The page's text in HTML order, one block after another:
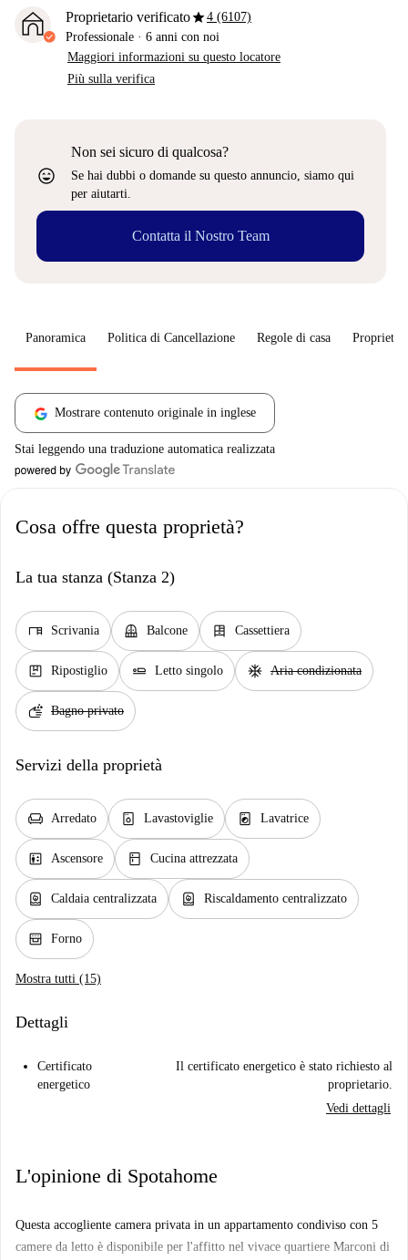
Proprietario verificatostar4 (6107)
Professionale · 6 anni con noi
Maggiori informazioni su questo locatore
Più sulla verifica
sentiment_very_satisfied
Non sei sicuro di qualcosa?
Se hai dubbi o domande su questo annuncio, siamo qui
per aiutarti.
Contatta il Nostro Team
Panoramica Politica di Cancellazione Regole di casa
Mostrare contenuto originale in inglese
Stai leggendo una traduzione automatica realizzata
Cosa offre questa proprietà?
La tua stanza (Stanza 2)
desk Scrivania balcony Balcone dresser Cassettiera
package Ripostiglio airline_seat_flat Letto singolo ac_unit Aria condizionata
soap Bagno privato
Servizi della proprietà
chair Arredato dishwasher_gen Lavastoviglie local_laundry_service Lavatrice
elevator Ascensore kitchen Cucina attrezzata
water_heater Caldaia centralizzata water_heater Riscaldamento centralizzato
oven_gen Forno
Mostra tutti (15)
Dettagli
Certificato
energetico
Il certificato energetico è stato richiesto al
proprietario.
Vedi dettagli
L'opinione di Spotahome
Questa accogliente camera privata in un appartamento condiviso con 5
camere da letto è disponibile per l'affitto nel vivace quartiere Marconi di